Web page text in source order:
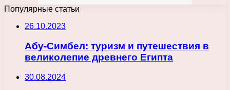
Популярные статьи
26.10.2023
Абу-Симбел: туризм и путешествия в
великолепие древнего Египта
30.08.2024